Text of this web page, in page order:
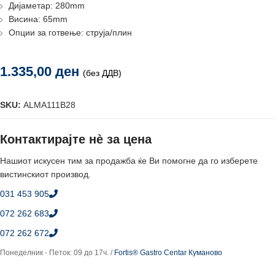
Дијаметар: 280mm
Висина: 65mm
Опции за готвење: струја/плин
1.335,00 ден (без ДДВ)
SKU: ALMA111B28
Контактирајте нè за цена
Нашиот искусен тим за продажба ќе Ви помогне да го изберете
вистинскиот производ.
031 453 905
072 262 683
072 262 672
Понеделник - Петок: 09 до 17ч. / Fortis® Gastro Centar Куманово